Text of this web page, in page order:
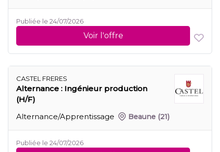
Publiée le 24/07/2026
Voir l'offre
CASTEL FRERES
Alternance : Ingénieur production
(H/F)
Alternance/Apprentissage
Beaune (21)
Publiée le 24/07/2026